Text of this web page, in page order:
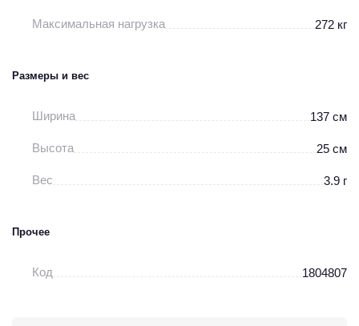
Максимальная нагрузка 272 кг
Размеры и вес
Ширина 137 см
Высота 25 см
Вес 3.9 г
Прочее
Код 1804807